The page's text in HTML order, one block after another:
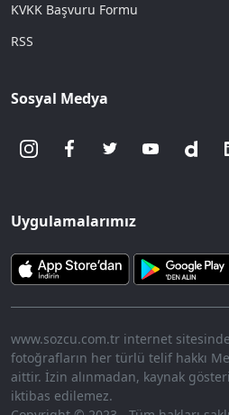
KVKK Başvuru Formu
RSS
Sosyal Medya
Uygulamalarımız
www.sozcu.com.tr internet
fotoğrafların her türlü telif hakkı
aittir. İzin alınmadan, kaynak
iktibas edilemez.